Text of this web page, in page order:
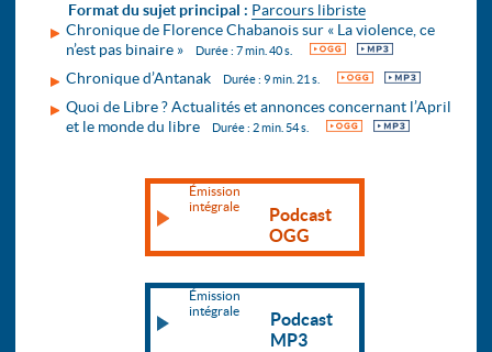
Format du sujet principal : Parcours libriste
Chronique de Florence Chabanois sur « La violence, ce
n’est pas binaire »
Durée : 7 min. 40 s. OGG MP3
Chronique d’Antanak Durée : 9 min. 21 s. OGG MP3
Quoi de Libre ? Actualités et annonces concernant l’April
et le monde du libre
Durée : 2 min. 54 s. OGG MP3
Émission
intégrale
Podcast
OGG
Émission
intégrale
Podcast
MP3